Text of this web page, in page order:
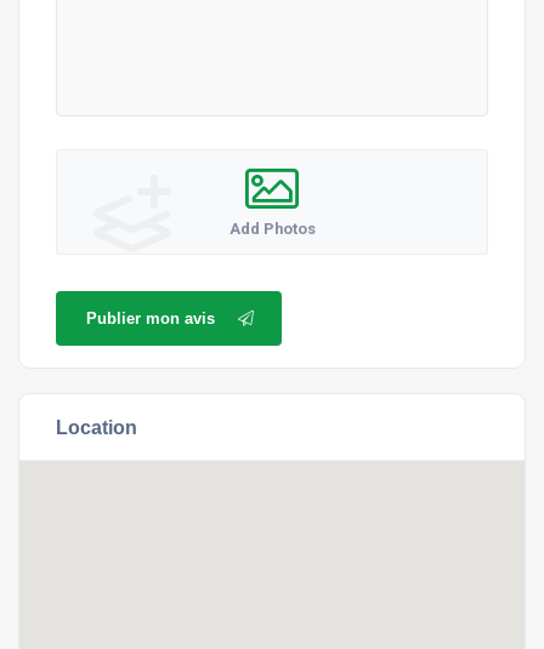
Add Photos
Publier mon avis
Location